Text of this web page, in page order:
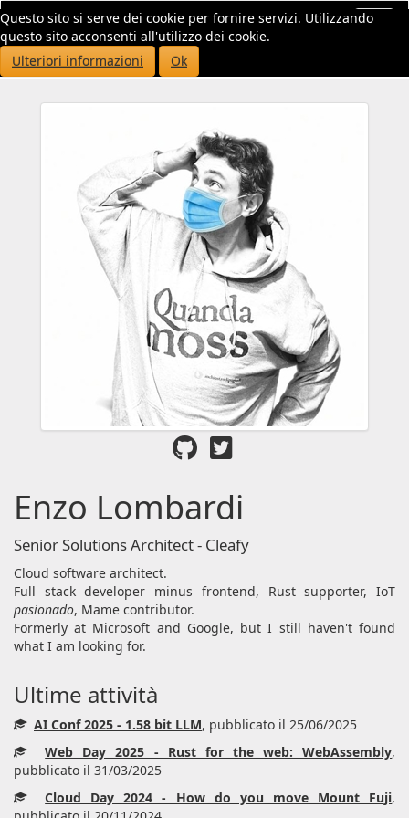
Questo sito si serve dei cookie per fornire servizi. Utilizzando
questo sito acconsenti all'utilizzo dei cookie.
Ulteriori informazioni
Ok
Enzo Lombardi
Senior Solutions Architect - Cleafy
Cloud software architect.
Full stack developer minus frontend, Rust supporter, IoT
pasionado, Mame contributor.
Formerly at Microsoft and Google, but I still haven't found
what I am looking for.
Ultime attività
AI Conf 2025 - 1.58 bit LLM, pubblicato il 25/06/2025
Web Day 2025 - Rust for the web: WebAssembly,
pubblicato il 31/03/2025
Cloud Day 2024 - How do you move Mount Fuji,